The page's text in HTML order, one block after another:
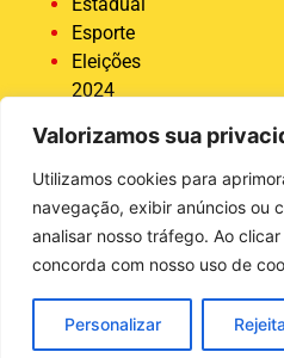
Valorizamos sua
Utilizamos cookies para
navegação, exibir anúncios ou
analisar nosso tráfego. Ao
concorda com nosso uso de
Personalizar
Esporte
Eleições
2024
Destaque
COVID 19
Brasil
Bastidores
da Tucunaré
Agro